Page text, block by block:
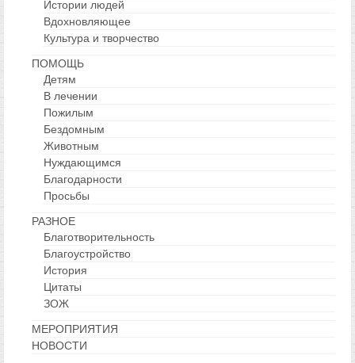
Истории людей
Вдохновляющее
Культура и творчество
ПОМОЩЬ
Детям
В лечении
Пожилым
Бездомным
Животным
Нуждающимся
Благодарности
Просьбы
РАЗНОЕ
Благотворительность
Благоустройство
История
Цитаты
ЗОЖ
МЕРОПРИЯТИЯ
НОВОСТИ